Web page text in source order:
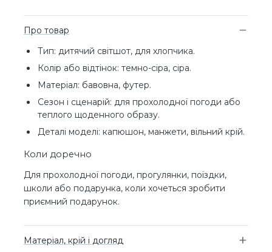
Про товар
Тип: дитячий світшот, для хлопчика.
Колір або відтінок: темно-сіра, сіра.
Матеріал: бавовна, футер.
Сезон і сценарій: для прохолодної погоди або
теплого щоденного образу.
Деталі моделі: капюшон, манжети, вільний крій.
Коли доречно
Для прохолодної погоди, прогулянки, поїздки,
школи або подарунка, коли хочеться зробити
приємний подарунок.
Матеріал, крій і догляд